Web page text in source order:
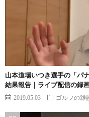
山本道場いつき選手の「パ
結果報告｜ライブ配信の録
2019.05.03 ゴルフの雑